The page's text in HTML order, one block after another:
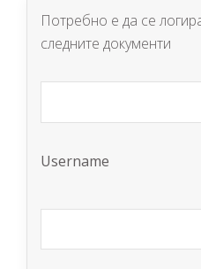
Потребно е да се
следните документи
Username